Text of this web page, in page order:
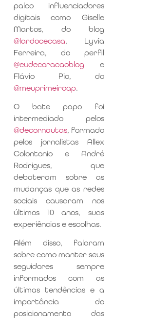
palco influenciadores
digitais como Giselle
Martos, do blog
@lardocecasa, Lyvia
Ferreira, do perfil
@eudecoracaoblog e
Flávio Pio, do
@meuprimeiroap.
O bate papo foi
intermediado pelos
@decornautas, formado
pelos jornalistas Allex
Colontonio e André
Rodrigues, que
debateram sobre as
mudanças que as redes
sociais causaram nos
últimos 10 anos, suas
experiências e escolhas.
Além disso, falaram
sobre como manter seus
seguidores sempre
informados com as
últimas tendências e a
importância do
posicionamento das